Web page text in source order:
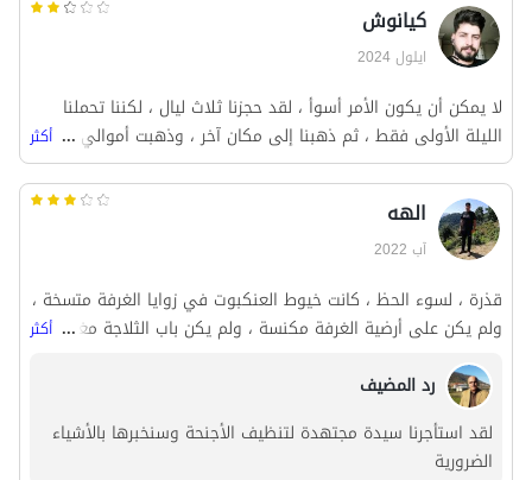
کیانوش
ايلول 2024
لا يمكن أن يكون الأمر أسوأ ، لقد حجزنا ثلاث ليال ، لكننا تحملنا
الليلة الأولى فقط ، ثم ذهبنا إلى مكان آخر ، وذهبت أموالي ،
وكانت قذرة جدا ورائحتها كريهة ، ولم تستطع النوم.
... أكثر
الهه
آب 2022
قذرة ، لسوء الحظ ، كانت خيوط العنكبوت في زوايا الغرفة متسخة ،
ولم يكن على أرضية الغرفة مكنسة ، ولم يكن باب الثلاجة مغلقا ،
والماء الصقيع في الثلاجة يبلل جميع المكونات بالداخل ، وكانت
الغرفة خانقة وكانت العناصر فاسدة وصدئة ، لم يكن الأمر يستحق
ذلك على الإطلاق ، كان السرير مرتفعا جدا. ندمت على اختياري ، لكن
ضغط الماء كان جيدا
... أكثر
رد المضيف
لقد استأجرنا سيدة مجتهدة لتنظيف الأجنحة وسنخبرها بالأشياء
الضرورية